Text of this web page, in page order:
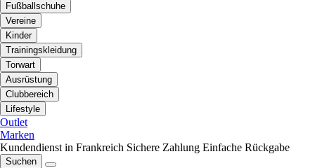
Fußballschuhe
Vereine
Kinder
Trainingskleidung
Torwart
Ausrüstung
Clubbereich
Lifestyle
Outlet
Marken
Kundendienst in Frankreich Sichere Zahlung Einfache Rückgabe
Suchen